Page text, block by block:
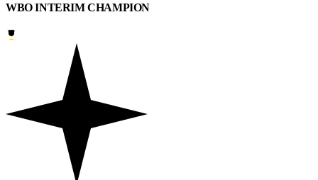
WBO INTERIM CHAMPION